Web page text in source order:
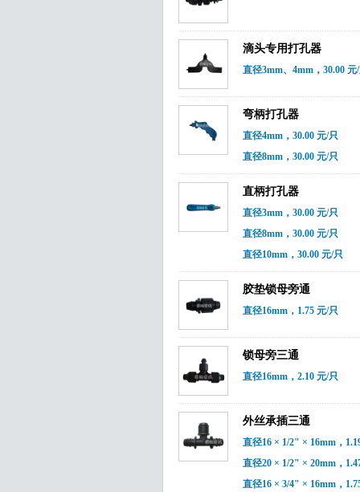
滴头专用打孔器
直径3mm、4mm，30.00 元
弯柄打孔器
直径4mm，30.00 元/只
直径8mm，30.00 元/只
直柄打孔器
直径3mm，30.00 元/只
直径8mm，30.00 元/只
直径10mm，30.00 元/只
胶垫锁母旁通
直径16mm，1.75 元/只
锁母旁三通
直径16mm，2.10 元/只
外丝承插三通
直径16 × 1/2" × 16mm，
直径20 × 1/2" × 20mm，
直径16 × 3/4" × 16mm，